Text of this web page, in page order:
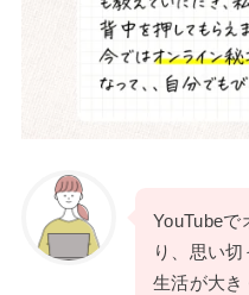
YouTubeで
り、思い
生活が大き